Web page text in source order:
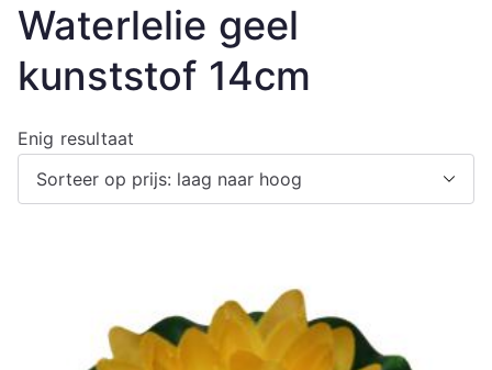
Waterlelie geel
kunststof 14cm
Enig resultaat